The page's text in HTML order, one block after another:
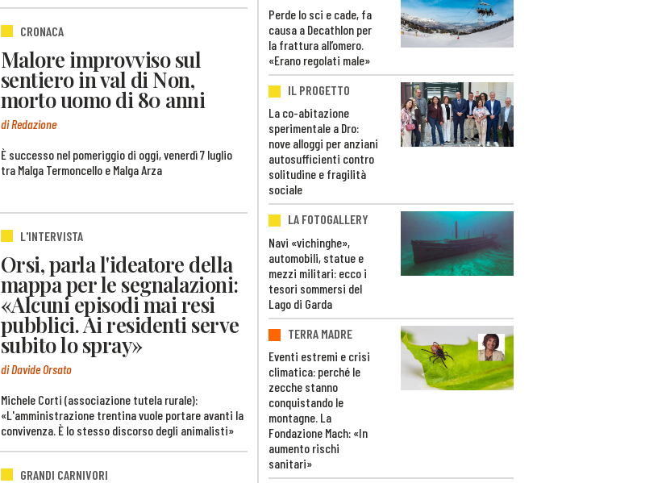
CRONACA
Malore improvviso sul
sentiero in val di Non,
morto uomo di 80 anni
di Redazione
È successo nel pomeriggio di oggi, venerdì 7 luglio
tra Malga Termoncello e Malga Arza
L'INTERVISTA
Orsi, parla l'ideatore della
mappa per le segnalazioni:
«Alcuni episodi mai resi
pubblici. Ai residenti serve
subito lo spray»
di Davide Orsato
Michele Corti (associazione tutela rurale):
«L'amministrazione trentina vuole portare avanti la
convivenza. È lo stesso discorso degli animalisti»
GRANDI CARNIVORI
Perde lo sci e cade, fa
causa a Decathlon per
la frattura all’omero.
«Erano regolati male»
IL PROGETTO
La co-abitazione
sperimentale a Dro:
nove alloggi per anziani
autosufficienti contro
solitudine e fragilità
sociale
LA FOTOGALLERY
Navi «vichinghe»,
automobili, statue e
mezzi militari: ecco i
tesori sommersi del
Lago di Garda
TERRA MADRE
Eventi estremi e crisi
climatica: perché le
zecche stanno
conquistando le
montagne. La
Fondazione Mach: «In
aumento rischi
sanitari»